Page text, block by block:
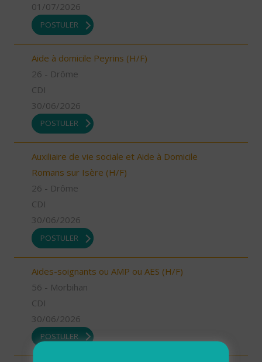
01/07/2026
POSTULER
Aide à domicile Peyrins (H/F)
26 - Drôme
CDI
30/06/2026
POSTULER
Auxiliaire de vie sociale et Aide à Domicile
Romans sur Isère (H/F)
26 - Drôme
CDI
30/06/2026
POSTULER
Aides-soignants ou AMP ou AES (H/F)
56 - Morbihan
CDI
30/06/2026
POSTULER